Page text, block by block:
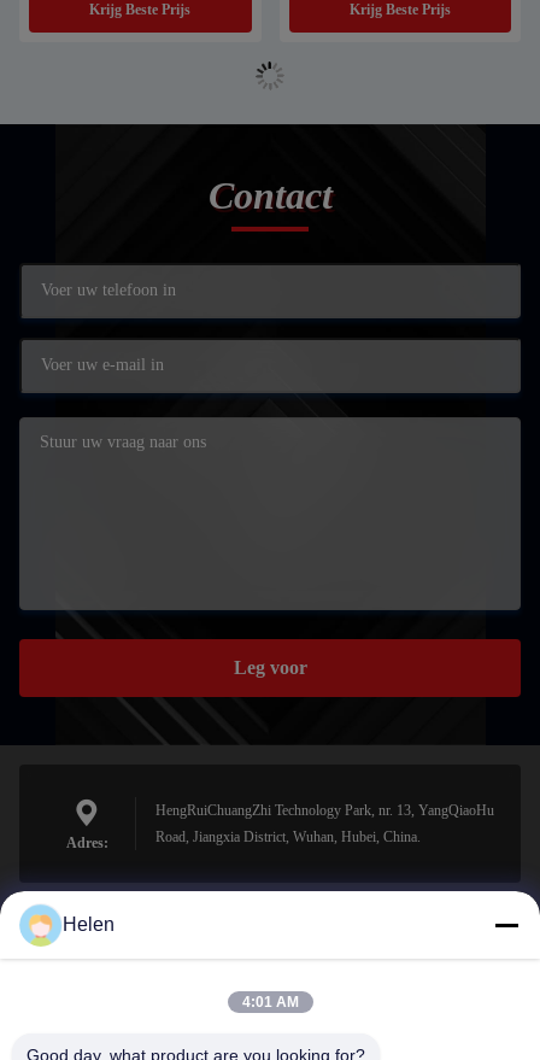
Krijg Beste Prijs Krijg Beste Prijs
Contact
Leg voor
Adres:
HengRuiChuangZhi Technology Park, nr. 13, YangQiaoHu
Road, Jiangxia District, Wuhan, Hubei, China.
sales@perfectlaser.net
Helen
4:01 AM
Good day, what product are you looking for?